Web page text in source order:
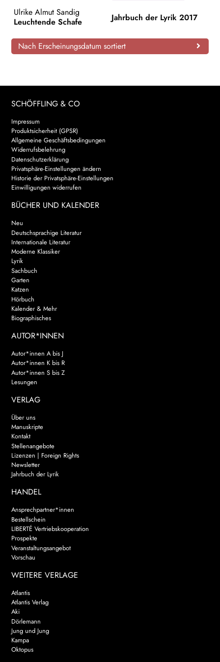
AKTUELLES
NEWSLETTER
Search:
Ulrike Almut Sandig
Leuchtende Schafe
Jahrbuch der Lyrik 2017
Nach Erscheinungsdatum sortiert
SCHÖFFLING & CO
Impressum
Produktsicherheit (GPSR)
Allgemeine Geschäftsbedingungen
Widerrufsbelehrung
Datenschutzerklärung
Privatsphäre-Einstellungen ändern
Historie der Privatsphäre-Einstellungen
Einwilligungen widerrufen
BÜCHER UND KALENDER
Neu
Deutschsprachige Literatur
Internationale Literatur
Moderne Klassiker
Lyrik
Sachbuch
Garten
Katzen
Hörbuch
Kalender & Mehr
Biographisches
AUTOR*INNEN
Autor*innen A bis J
Autor*innen K bis R
Autor*innen S bis Z
Lesungen
VERLAG
Über uns
Manuskripte
Kontakt
Stellenangebote
Lizenzen | Foreign Rights
Newsletter
Jahrbuch der Lyrik
HANDEL
Ansprechpartner*innen
Bestellschein
LIBERTÉ Vertriebskooperation
Prospekte
Veranstaltungsangebot
Vorschau
WEITERE VERLAGE
Atlantis
Atlantis Verlag
Aki
Dörlemann
Jung und Jung
Kampa
Oktopus